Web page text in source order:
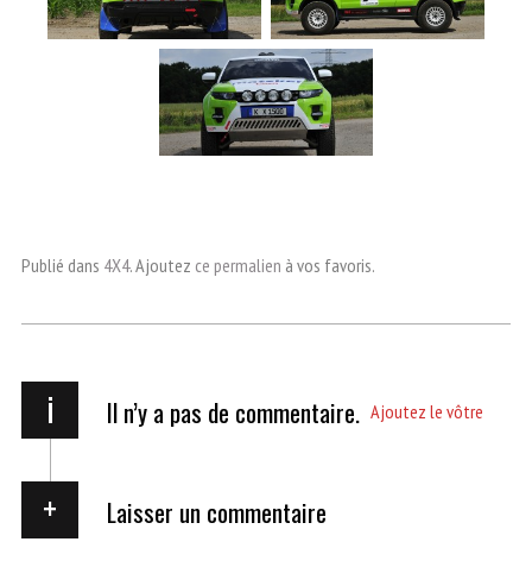
Publié dans 4X4. Ajoutez ce permalien à vos favoris.
i Il n’y a pas de commentaire. Ajoutez le vôtre
Laisser un commentaire